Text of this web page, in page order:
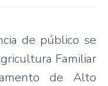
de público se
Familiar
de Alto